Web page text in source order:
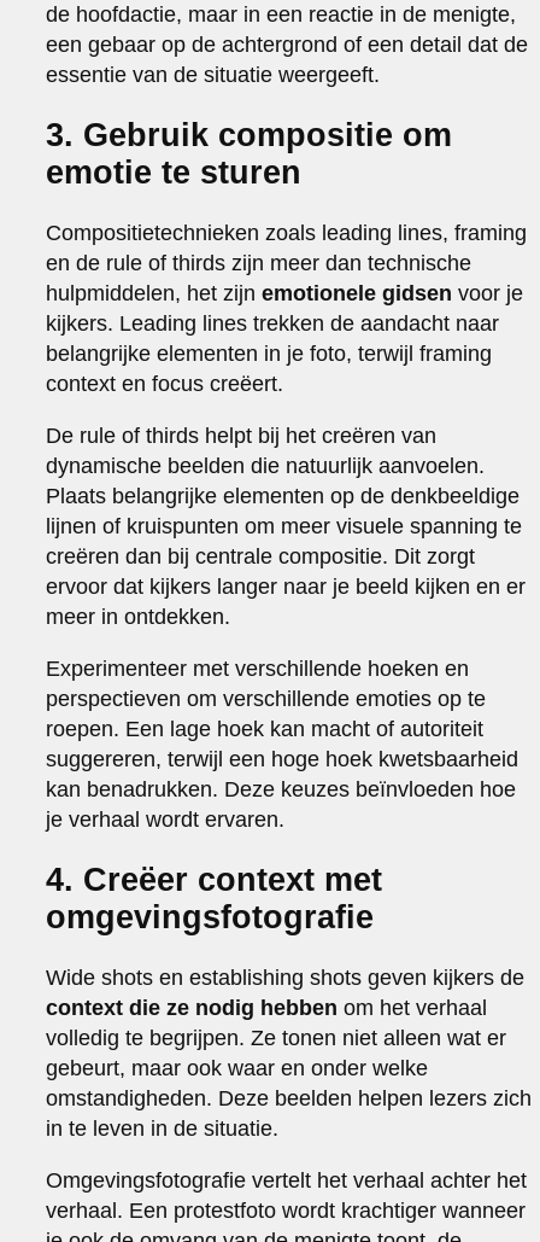
de hoofdactie, maar in een reactie in de menigte,
een gebaar op de achtergrond of een detail dat de
essentie van de situatie weergeeft.
3. Gebruik compositie om
emotie te sturen
Compositietechnieken zoals leading lines, framing
en de rule of thirds zijn meer dan technische
hulpmiddelen, het zijnemotionele gidsen voor je
kijkers. Leading lines trekken de aandacht naar
belangrijke elementen in je foto, terwijl framing
context en focus creëert.
De rule of thirds helpt bij het creëren van
dynamische beelden die natuurlijk aanvoelen.
Plaats belangrijke elementen op de denkbeeldige
lijnen of kruispunten om meer visuele spanning te
creëren dan bij centrale compositie. Dit zorgt
ervoor dat kijkers langer naar je beeld kijken en er
meer in ontdekken.
Experimenteer met verschillende hoeken en
perspectieven om verschillende emoties op te
roepen. Een lage hoek kan macht of autoriteit
suggereren, terwijl een hoge hoek kwetsbaarheid
kan benadrukken. Deze keuzes beïnvloeden hoe
je verhaal wordt ervaren.
4. Creëer context met
omgevingsfotografie
Wide shots en establishing shots geven kijkers de
context die ze nodig hebben om het verhaal
volledig te begrijpen. Ze tonen niet alleen wat er
gebeurt, maar ook waar en onder welke
omstandigheden. Deze beelden helpen lezers zich
in te leven in de situatie.
Omgevingsfotografie vertelt het verhaal achter het
verhaal. Een protestfoto wordt krachtiger wanneer